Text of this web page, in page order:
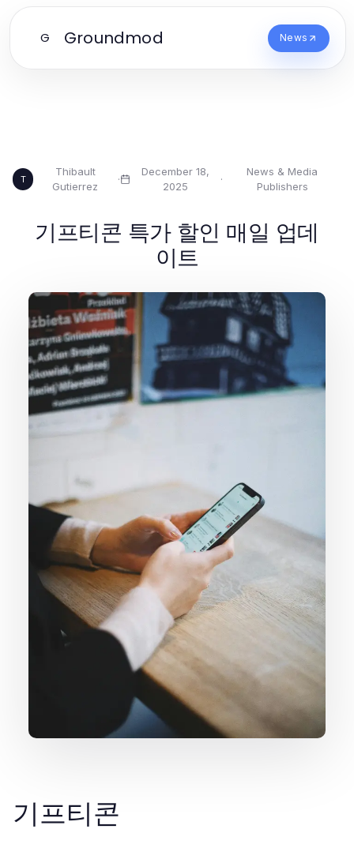
G Groundmod News
T
Thibault
Gutierrez
·
December 18,
2025
·
News & Media
Publishers
기프티콘 특가 할인 매일 업데
이트
기프티콘